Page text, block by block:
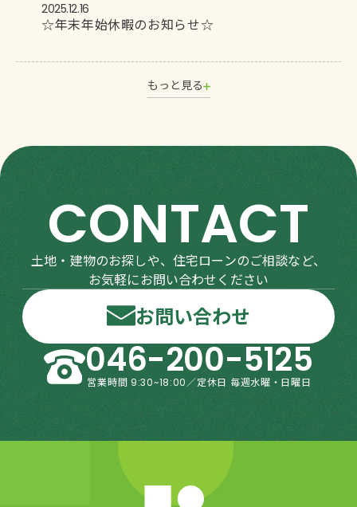
2025.12.16
☆年末年始休暇のお知らせ☆
もっと見る
CONTACT
土地・建物のお探しや、住宅ローンのご相談など、
お気軽にお問い合わせください
お問い合わせ
046-200-5125
営業時間 9:30~18:00／定休日 毎週水曜・日曜日